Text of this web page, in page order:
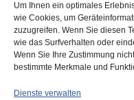
Um Ihnen ein optimales
wie Cookies, um
zuzugreifen. Wenn Sie diesen
wie das Surfverhalten oder
Wenn Sie Ihre Zustimmung
bestimmte Merkmale und
Dienste verwalten
Lob für Oscar
Eisbahn
Wo ist die schönste
sagt eine Studie der